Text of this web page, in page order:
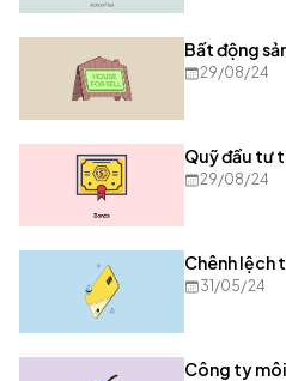
Bất động
29/08/24
Quỹ đầu tư
29/08/24
Chênh lệch
31/05/24
Công ty